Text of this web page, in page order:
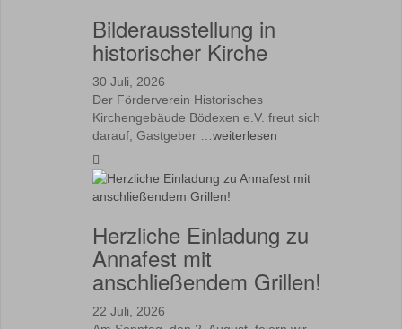
Bilderausstellung in
historischer Kirche
30 Juli, 2026
Der Förderverein Historisches
Kirchengebäude Bödexen e.V. freut sich
darauf, Gastgeber … weiterlesen
Herzliche Einladung zu
Annafest mit
anschließendem Grillen!
22 Juli, 2026